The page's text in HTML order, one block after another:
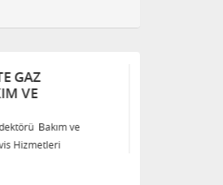
GAZ
VE
Bakım ve
Hizmetleri